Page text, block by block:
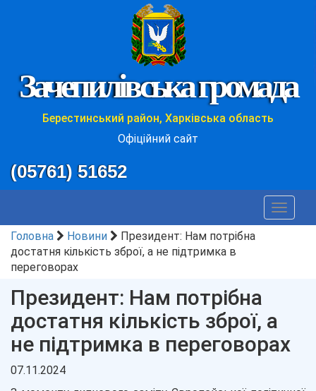
Зачепилівська громада
Берестинський район, Харківська область
Офіційний сайт
(05761) 51652
Toggle
Головна
Новини
Президент: Нам потрібна
достатня кількість зброї, а не підтримка в
переговорах
Президент: Нам потрібна
достатня кількість зброї, а
не підтримка в переговорах
07.11.2024